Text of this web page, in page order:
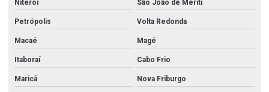
Niterói São João de Meriti
Petrópolis Volta Redonda
Macaé Magé
Itaboraí Cabo Frio
Maricá Nova Friburgo